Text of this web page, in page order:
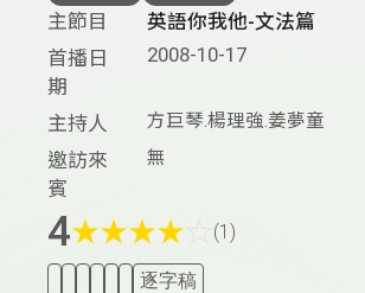
主節目
英語你我他-文法篇
首播日
期
2008-10-17
主持人 方巨琴.楊理強.姜夢童
邀訪來
賓
無
4★★★★ (1)
逐字稿